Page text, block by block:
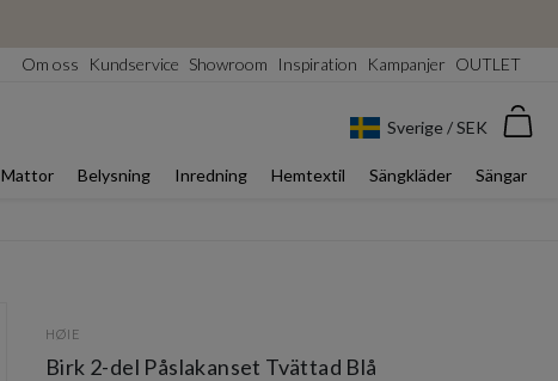
Om oss Kundservice Showroom Inspiration Kampanjer OUTLET
Sverige / SEK
Mattor Belysning Inredning Hemtextil Sängkläder Sängar
HØIE
Birk 2-del Påslakanset Tvättad Blå